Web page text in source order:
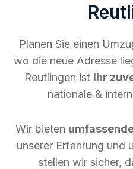
Planen Sie einen
wo die neue Adresse
Reutlingen ist Ihr
nationale &
Wir bieten
unserer Erfahrung und
stellen wir sicher,